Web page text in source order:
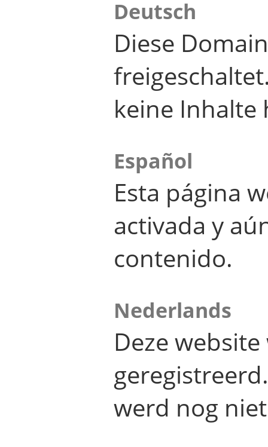
Deutsch
Diese
keine Inhalte
Español
Esta página
activada y
contenido.
Nederlands
Deze
werd nog